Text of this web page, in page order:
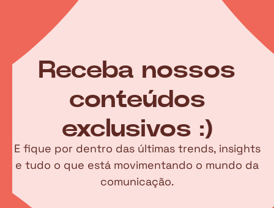
Receba nossos
conteúdos
exclusivos :)
E fique por dentro das últimas trends, insights
e tudo o que está movimentando o mundo da
comunicação.